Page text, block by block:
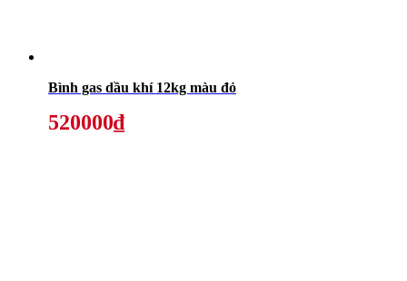
Bình gas dầu khí 12kg màu đỏ
520000₫